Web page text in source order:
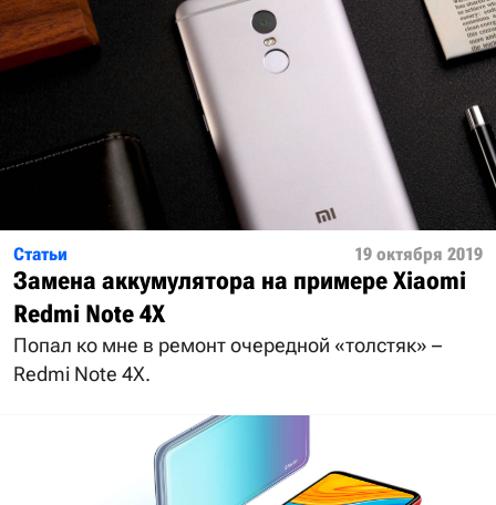
Статьи 19 октября 2019
Замена аккумулятора на примере Xiaomi
Redmi Note 4X
Попал ко мне в ремонт очередной «толстяк» –
Redmi Note 4X.